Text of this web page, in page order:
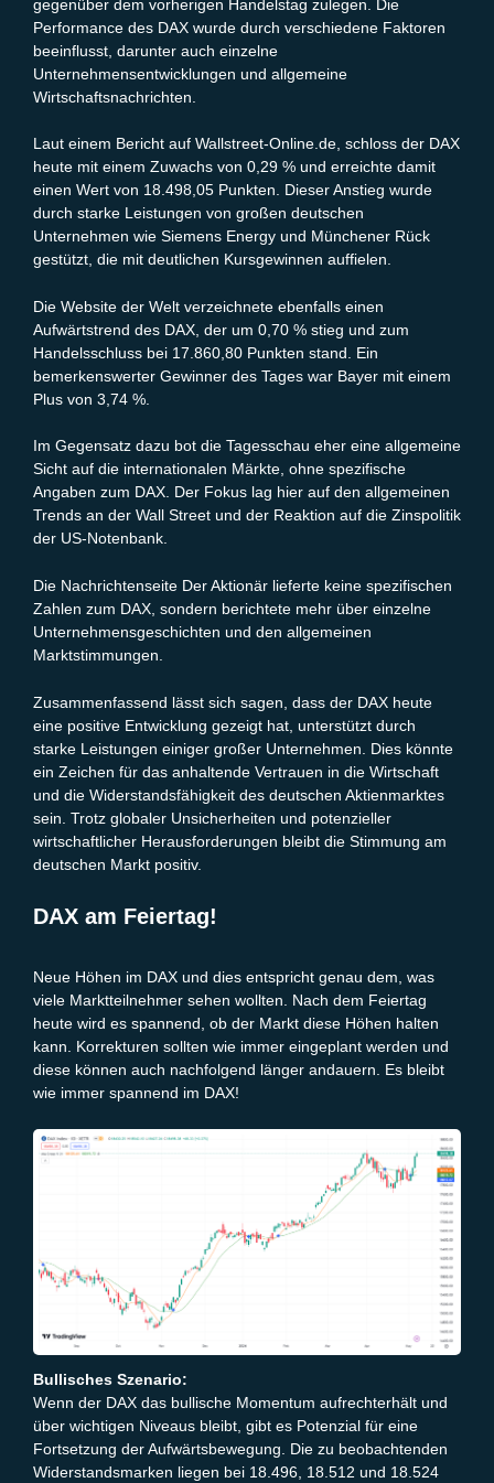
gegenüber dem vorherigen Handelstag zulegen. Die
Performance des DAX wurde durch verschiedene Faktoren
beeinflusst, darunter auch einzelne
Unternehmensentwicklungen und allgemeine
Wirtschaftsnachrichten.
Laut einem Bericht auf Wallstreet-Online.de, schloss der DAX
heute mit einem Zuwachs von 0,29 % und erreichte damit
einen Wert von 18.498,05 Punkten. Dieser Anstieg wurde
durch starke Leistungen von großen deutschen
Unternehmen wie Siemens Energy und Münchener Rück
gestützt, die mit deutlichen Kursgewinnen auffielen.
Die Website der Welt verzeichnete ebenfalls einen
Aufwärtstrend des DAX, der um 0,70 % stieg und zum
Handelsschluss bei 17.860,80 Punkten stand. Ein
bemerkenswerter Gewinner des Tages war Bayer mit einem
Plus von 3,74 %.
Im Gegensatz dazu bot die Tagesschau eher eine allgemeine
Sicht auf die internationalen Märkte, ohne spezifische
Angaben zum DAX. Der Fokus lag hier auf den allgemeinen
Trends an der Wall Street und der Reaktion auf die Zinspolitik
der US-Notenbank.
Die Nachrichtenseite Der Aktionär lieferte keine spezifischen
Zahlen zum DAX, sondern berichtete mehr über einzelne
Unternehmensgeschichten und den allgemeinen
Marktstimmungen.
Zusammenfassend lässt sich sagen, dass der DAX heute
eine positive Entwicklung gezeigt hat, unterstützt durch
starke Leistungen einiger großer Unternehmen. Dies könnte
ein Zeichen für das anhaltende Vertrauen in die Wirtschaft
und die Widerstandsfähigkeit des deutschen Aktienmarktes
sein. Trotz globaler Unsicherheiten und potenzieller
wirtschaftlicher Herausforderungen bleibt die Stimmung am
deutschen Markt positiv.
DAX am Feiertag!
Neue Höhen im DAX und dies entspricht genau dem, was
viele Marktteilnehmer sehen wollten. Nach dem Feiertag
heute wird es spannend, ob der Markt diese Höhen halten
kann. Korrekturen sollten wie immer eingeplant werden und
diese können auch nachfolgend länger andauern. Es bleibt
wie immer spannend im DAX!
Bullisches Szenario:
Wenn der DAX das bullische Momentum aufrechterhält und
über wichtigen Niveaus bleibt, gibt es Potenzial für eine
Fortsetzung der Aufwärtsbewegung. Die zu beobachtenden
Widerstandsmarken liegen bei 18.496, 18.512 und 18.524